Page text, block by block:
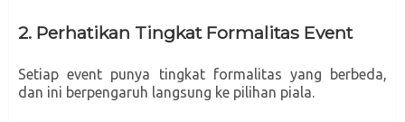
2. Perhatikan Tingkat Formalitas Event
Setiap event punya tingkat formalitas yang berbeda,
dan ini berpengaruh langsung ke pilihan piala.